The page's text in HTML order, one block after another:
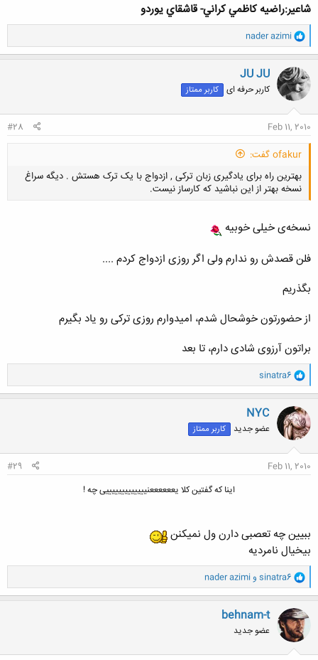
شاعیر:راضيه كاظمي كراني- قاشقاي يوردو
و
ا
ک
ن
ش
ه
ا
nader azimi
JU JU
کاربر حرفه ای کاربر ممتاز
Feb 11, 2010
#28
ofakur گفت:
بهترین راه برای یادگیری زبان ترکی , ازدواج با یک ترک هستش . دیگه سراغ
نسخه بهتر از این نباشید که کارساز نیست.
کلیک کنید تا باز شود...
نسخه‌ی خیلی خوبیه
فلن قصدش رو ندارم ولی اگر روزی ازدواج کردم ....
بگذریم
از حضورتون خوشحال شدم، امیدوارم روزی ترکی رو یاد بگیرم
براتون آرزوی شادی دارم، تا بعد
و
ا
ک
ن
ش
ه
ا
sinatra6
NYC
عضو جدید کاربر ممتاز
Feb 11, 2010
#29
اینا که گفتین کلا یععععععنیییییییییییییی چه !
ببیین چه تعصبی دارن ول نمیکنن
بیخیال نامردیه
و
ا
ک
ن
ش
ه
ا
sinatra6 و nader azimi
behnam-t
عضو جدید